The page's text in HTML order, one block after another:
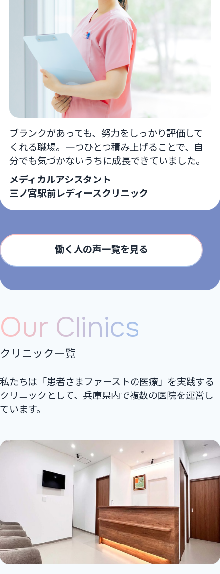
ブランクがあっても、努力をしっかり評価して
くれる職場。一つひとつ積み上げることで、自
分でも気づかないうちに成長できていました。
メディカルアシスタント
三ノ宮駅前レディースクリニック
働く人の声一覧を見る
Our Clinics
クリニック一覧
私たちは「患者さまファーストの医療」を実践する
クリニックとして、兵庫県内で複数の医院を運営し
ています。